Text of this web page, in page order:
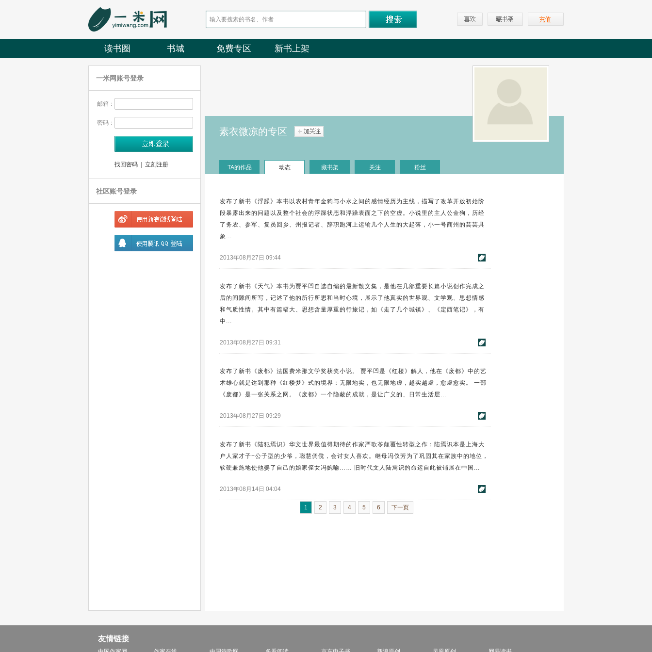
读书圈 书城 免费专区 新书上架
一米网账号登录
邮箱：
密码：
找回密码 立刻注册
社区账号登录
素衣微凉的专区
TA的作品 动态 藏书架 关注 粉丝
发布了新书《浮躁》本书以农村青年金狗与小水之间的感情经历为主线，描写了改革开放初始阶
段暴露出来的问题以及整个社会的浮躁状态和浮躁表面之下的空虚。小说里的主人公金狗，历经
了务农、参军、复员回乡、州报记者、辞职跑河上运输几个人生的大起落，小一号商州的芸芸具
象...
2013年08月27日 09:44
发布了新书《天气》本书为贾平凹自选自编的最新散文集，是他在几部重要长篇小说创作完成之
后的间隙间所写，记述了他的所行所思和当时心境，展示了他真实的世界观、文学观、思想情感
和气质性情。其中有篇幅大、思想含量厚重的行旅记，如《走了几个城镇》、《定西笔记》，有
中...
2013年08月27日 09:31
发布了新书《废都》法国费米那文学奖获奖小说。 贾平凹是《红楼》解人，他在《废都》中的艺
术雄心就是达到那种《红楼梦》式的境界：无限地实，也无限地虚，越实越虚，愈虚愈实。 一部
《废都》是一张关系之网。《废都》一个隐蔽的成就，是让广义的、日常生活层...
2013年08月27日 09:29
发布了新书《陆犯焉识》华文世界最值得期待的作家严歌苓颠覆性转型之作：陆焉识本是上海大
户人家才子+公子型的少爷，聪慧倜傥，会讨女人喜欢。继母冯仪芳为了巩固其在家族中的地位，
软硬兼施地使他娶了自己的娘家侄女冯婉喻…… 旧时代文人陆焉识的命运自此被铺展在中国...
2013年08月14日 04:04
1 2 3 4 5 6 下一页
友情链接